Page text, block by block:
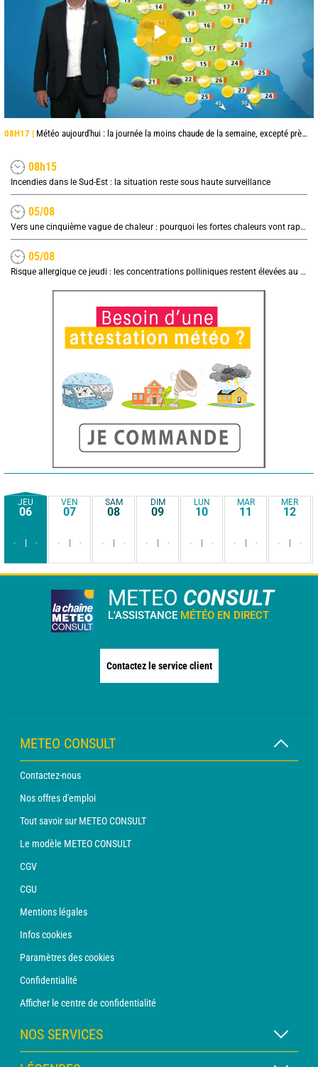
08H17 | Météo aujourd'hui : la journée la moins chaude de la semaine, excepté près de la Méditerranée
08h15
Incendies dans le Sud-Est : la situation reste sous haute surveillance
05/08
Vers une cinquième vague de chaleur : pourquoi les fortes chaleurs vont rapidement revenir en France
05/08
Risque allergique ce jeudi : les concentrations polliniques restent élevées au nord
JEU
06
- -
VEN
07
- -
SAM
08
- -
DIM
09
- -
LUN
10
- -
MAR
11
- -
MER
12
- -
METEO CONSULT
L'ASSISTANCE MÉTÉO EN DIRECT
Contactez le service client
METEO CONSULT
Contactez-nous
Nos offres d'emploi
Tout savoir sur METEO CONSULT
Le modèle METEO CONSULT
CGV
CGU
Mentions légales
Infos cookies
Paramètres des cookies
Confidentialité
Afficher le centre de confidentialité
NOS SERVICES